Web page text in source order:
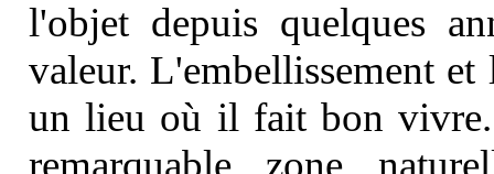
l'objet depuis quelques
valeur. L'embellissement
un lieu où il fait bon vivre.
remarquable zone